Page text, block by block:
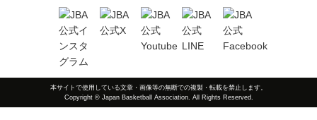
本サイトで使用している文章・画像等の無断での複製・転載を禁止します。
Copyright © Japan Basketball Association. All Rights Reserved.